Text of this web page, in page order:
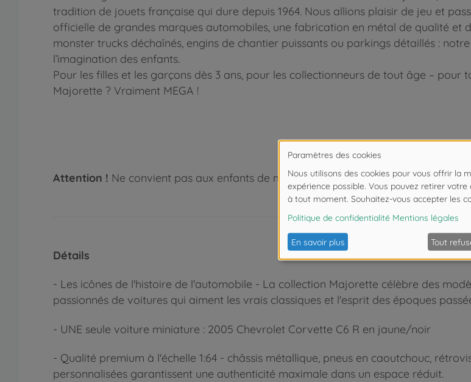
tradition de jouets française qui dure depuis 1964. Nous allions plaisir de jeu et
officielle de grandes marques automobiles, une fabrication en métal de qualité et
monster trucks déchaînés, engins de chantier puissants ou parkings détaillés :
l’imagination des enfants.
Pour les filles et les garçons dès 3 ans, pour les collectionneurs de tout âge – pour
Majorette ? Vraiment MEGA !
Attention ! Ne convient pas aux enfants de moins de 14 ans.
Détails
- Les icônes de l'histoire de l'automobile - La collection Majorette célèbre des
passionnés de voitures qui aiment les vrais classiques et l'esprit des époques
- UNE seule voiture miniature : 2005 Chevrolet Corvette C6 R en jaune/noir
- Qualité premium à l'échelle 1:64 - châssis métallique, pneus en caoutchouc,
personnalisées garantissent une authenticité maximale dans un espace réduit.